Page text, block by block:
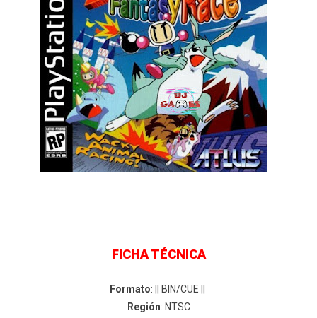
FICHA TÉCNICA
Formato: || BIN/CUE ||
Región: NTSC